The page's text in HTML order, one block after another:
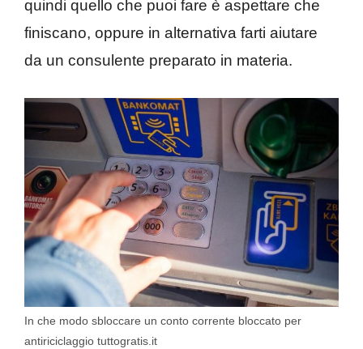
quindi quello che puoi fare è aspettare che
finiscano, oppure in alternativa farti aiutare
da un consulente preparato in materia.
In che modo sbloccare un conto corrente bloccato per
antiriciclaggio tuttogratis.it